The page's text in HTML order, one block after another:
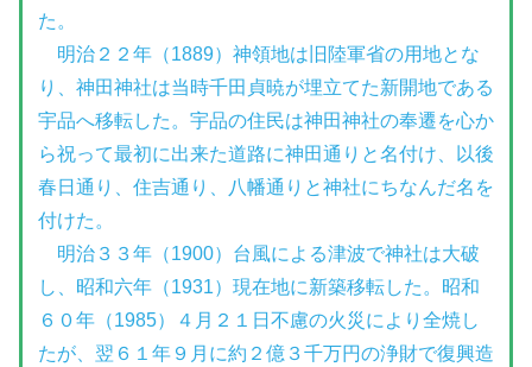
た。
明治２２年（1889）神領地は旧陸軍省の用地とな
り、神田神社は当時千田貞暁が埋立てた新開地である
宇品へ移転した。宇品の住民は神田神社の奉遷を心か
ら祝って最初に出来た道路に神田通りと名付け、以後
春日通り、住吉通り、八幡通りと神社にちなんだ名を
付けた。
明治３３年（1900）台風による津波で神社は大破
し、昭和六年（1931）現在地に新築移転した。昭和
６０年（1985）４月２１日不慮の火災により全焼し
たが、翌６１年９月に約２億３千万円の浄財で復興造